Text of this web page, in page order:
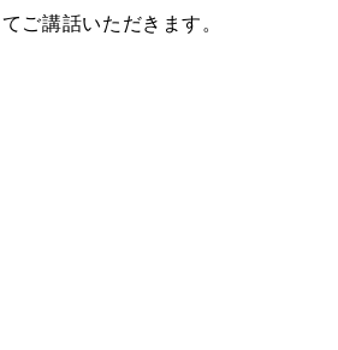
ご講話いただきます。